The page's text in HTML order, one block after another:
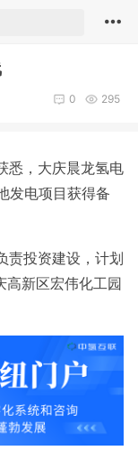
295
0
悉，大庆晨龙氢电
发电项目获得备
责投资建设，计划
新区宏伟化工园